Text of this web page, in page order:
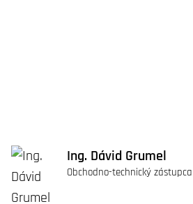
Ing. Dávid Grumel
Obchodno-technický zástupca